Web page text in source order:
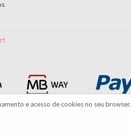
e acesso de cookies no seu browser.